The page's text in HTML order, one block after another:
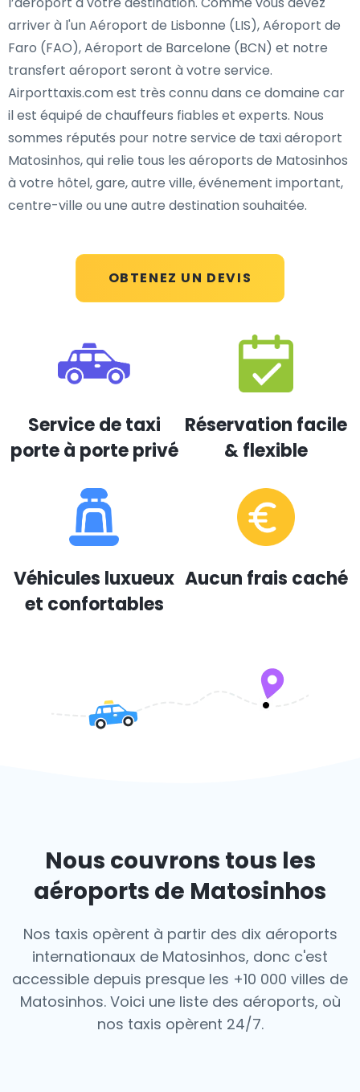
OBTENEZ UN DEVIS
arriver à l'un Aéroport de Lisbonne (LIS), Aéroport de
Faro (FAO), Aéroport de Barcelone (BCN) et notre
transfert aéroport seront à votre service.
Airporttaxis.com est très connu dans ce domaine car
il est équipé de chauffeurs fiables et experts. Nous
sommes réputés pour notre service de taxi aéroport
Matosinhos, qui relie tous les aéroports de Matosinhos
à votre hôtel, gare, autre ville, événement important,
centre-ville ou une autre destination souhaitée.
Service de taxi
porte à porte privé
Réservation facile
& flexible
Véhicules luxueux
et confortables
Aucun frais caché
Nous couvrons tous les
aéroports de Matosinhos
Nos taxis opèrent à partir des dix aéroports
internationaux de Matosinhos, donc c'est
accessible depuis presque les +10 000 villes de
Matosinhos. Voici une liste des aéroports, où
nos taxis opèrent 24/7.